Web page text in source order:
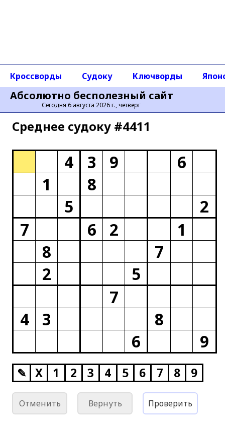
Абсолютно бесполезный сайт
Сегодня 6 августа 2026 г., четверг
Кроссворды Судоку Ключворды
Среднее cудоку #4411
4 3 9
6
1
8
5
2
7
6 2
1
8
7
2
5
7
4
3
8
6
9
✎ X 1 2 3 4 5 6 7 8 9
Отменить Вернуть Проверить